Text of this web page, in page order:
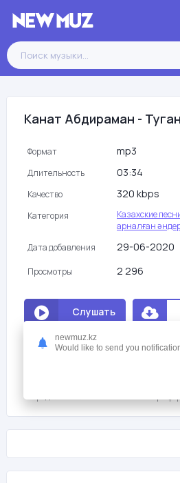
Канат Абдираман -
Формат mp3
Длительность 03:34
Качество 320 kbps
Категория Казахские
арналған
Дата добавления
29-06-2020
Просмотры 2 296
Слушать
Мне нравится 2
Абдираман - Туган кунинмен
newmuz.kz
Would like to send you